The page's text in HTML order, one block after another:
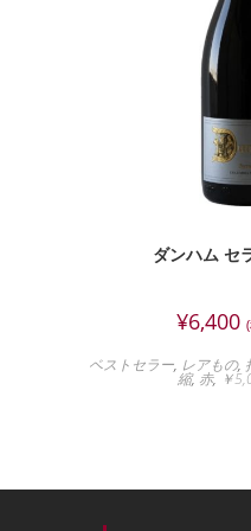
ダンハム セ
¥6,400
ベストセラー, レアもの,
縮, 赤, ￥